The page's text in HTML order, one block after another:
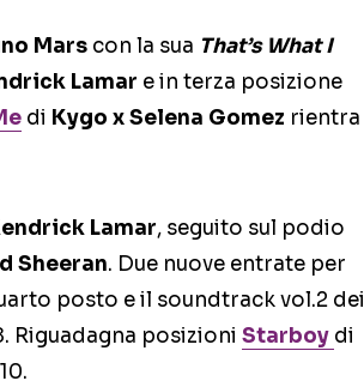
Mars con la sua That’s What I
Lamar e in terza posizione
di Kygo x Selena Gomez rientra
Lamar, seguito sul podio
Sheeran. Due nuove entrate per
posto e il soundtrack vol.2 dei
Riguadagna posizioni Starboy di